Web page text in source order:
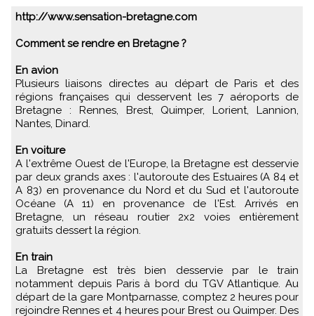
http://www.sensation-bretagne.com
Comment se rendre en Bretagne ?
En avion
Plusieurs liaisons directes au départ de Paris et des
régions françaises qui desservent les 7 aéroports de
Bretagne : Rennes, Brest, Quimper, Lorient, Lannion,
Nantes, Dinard.
En voiture
A l'extrême Ouest de l'Europe, la Bretagne est desservie
par deux grands axes : l'autoroute des Estuaires (A 84 et
A 83) en provenance du Nord et du Sud et l'autoroute
Océane (A 11) en provenance de l'Est. Arrivés en
Bretagne, un réseau routier 2x2 voies entièrement
gratuits dessert la région.
En train
La Bretagne est très bien desservie par le train
notamment depuis Paris à bord du TGV Atlantique. Au
départ de la gare Montparnasse, comptez 2 heures pour
rejoindre Rennes et 4 heures pour Brest ou Quimper. Des